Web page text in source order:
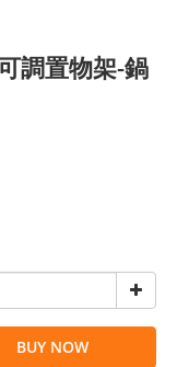
調置物架-鍋
BUY NOW